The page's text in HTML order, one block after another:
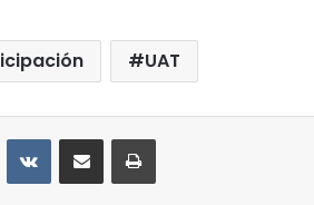
UAT
VKontakteCompartir por correo electrónicoImprimir